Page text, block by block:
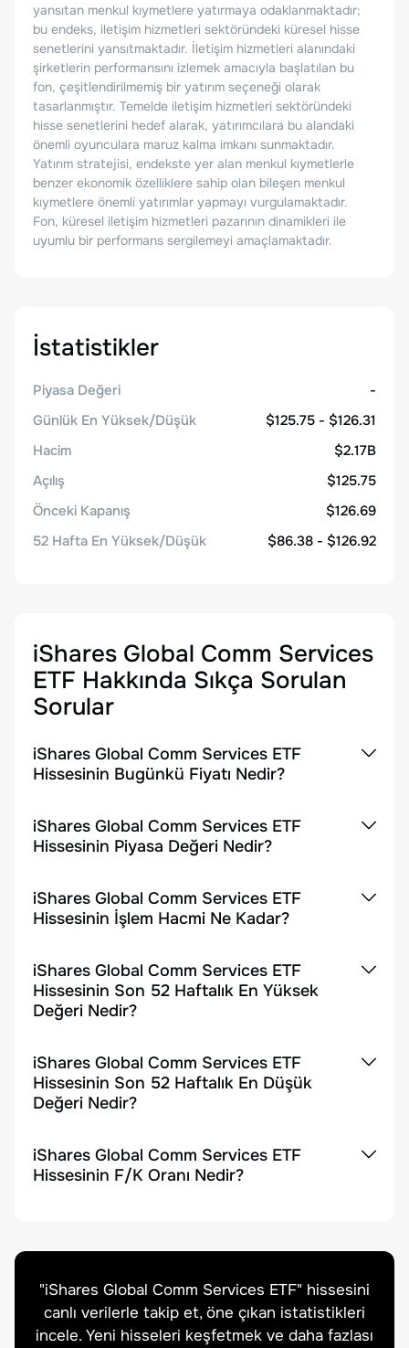
yansıtan menkul kıymetlere yatırmaya odaklanmaktadır;
bu endeks, iletişim hizmetleri sektöründeki küresel hisse
senetlerini yansıtmaktadır. İletişim hizmetleri alanındaki
şirketlerin performansını izlemek amacıyla başlatılan bu
fon, çeşitlendirilmemiş bir yatırım seçeneği olarak
tasarlanmıştır. Temelde iletişim hizmetleri sektöründeki
hisse senetlerini hedef alarak, yatırımcılara bu alandaki
önemli oyunculara maruz kalma imkanı sunmaktadır.
Yatırım stratejisi, endekste yer alan menkul kıymetlerle
benzer ekonomik özelliklere sahip olan bileşen menkul
kıymetlere önemli yatırımlar yapmayı vurgulamaktadır.
Fon, küresel iletişim hizmetleri pazarının dinamikleri ile
uyumlu bir performans sergilemeyi amaçlamaktadır.
İstatistikler
Piyasa Değeri
-
Günlük En Yüksek/Düşük
$125.75 - $126.31
Hacim
$2.17B
Açılış
$125.75
Önceki Kapanış
$126.69
52 Hafta En Yüksek/Düşük
$86.38 - $126.92
iShares Global Comm Services
ETF Hakkında Sıkça Sorulan
Sorular
iShares Global Comm Services ETF
Hissesinin Bugünkü Fiyatı Nedir?
iShares Global Comm Services ETF
Hissesinin Piyasa Değeri Nedir?
iShares Global Comm Services ETF
Hissesinin İşlem Hacmi Ne Kadar?
iShares Global Comm Services ETF
Hissesinin Son 52 Haftalık En Yüksek
Değeri Nedir?
iShares Global Comm Services ETF
Hissesinin Son 52 Haftalık En Düşük
Değeri Nedir?
iShares Global Comm Services ETF
Hissesinin F/K Oranı Nedir?
"iShares Global Comm Services ETF" hissesini
canlı verilerle takip et, öne çıkan istatistikleri
incele. Yeni hisseleri keşfetmek ve daha fazlası